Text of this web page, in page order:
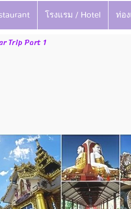
โรงแรม / Hotel ท่อ
Trip Part 1